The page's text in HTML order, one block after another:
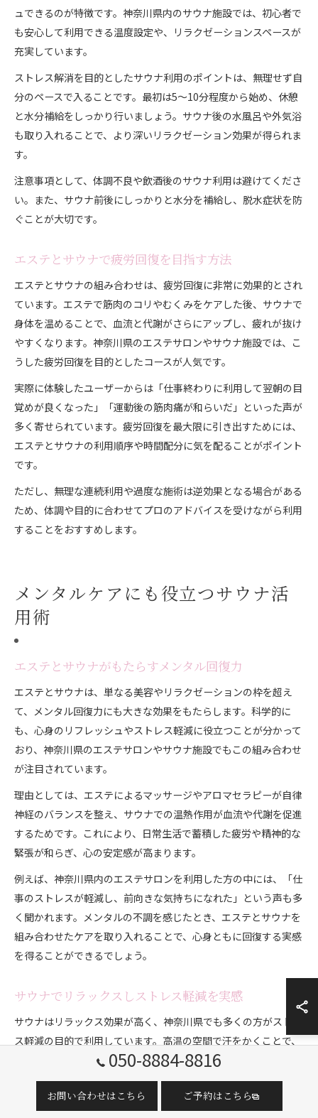
ュできるのが特徴です。神奈川県内のサウナ施設では、初心者で
も安心して利用できる温度設定や、リラクゼーションスペースが
充実しています。
ストレス解消を目的としたサウナ利用のポイントは、無理せず自
分のペースで入ることです。最初は5〜10分程度から始め、休憩
と水分補給をしっかり行いましょう。サウナ後の水風呂や外気浴
も取り入れることで、より深いリラクゼーション効果が得られま
す。
注意事項として、体調不良や飲酒後のサウナ利用は避けてくださ
い。また、サウナ前後にしっかりと水分を補給し、脱水症状を防
ぐことが大切です。
エステとサウナで疲労回復を目指す方法
エステとサウナの組み合わせは、疲労回復に非常に効果的とされ
ています。エステで筋肉のコリやむくみをケアした後、サウナで
身体を温めることで、血流と代謝がさらにアップし、疲れが抜け
やすくなります。神奈川県のエステサロンやサウナ施設では、こ
うした疲労回復を目的としたコースが人気です。
実際に体験したユーザーからは「仕事終わりに利用して翌朝の目
覚めが良くなった」「運動後の筋肉痛が和らいだ」といった声が
多く寄せられています。疲労回復を最大限に引き出すためには、
エステとサウナの利用順序や時間配分に気を配ることがポイント
です。
ただし、無理な連続利用や過度な施術は逆効果となる場合がある
ため、体調や目的に合わせてプロのアドバイスを受けながら利用
することをおすすめします。
メンタルケアにも役立つサウナ活
用術
エステとサウナがもたらすメンタル回復力
エステとサウナは、単なる美容やリラクゼーションの枠を超え
て、メンタル回復力にも大きな効果をもたらします。科学的に
も、心身のリフレッシュやストレス軽減に役立つことが分かって
おり、神奈川県のエステサロンやサウナ施設でもこの組み合わせ
が注目されています。
理由としては、エステによるマッサージやアロマセラピーが自律
神経のバランスを整え、サウナでの温熱作用が血流や代謝を促進
するためです。これにより、日常生活で蓄積した疲労や精神的な
緊張が和らぎ、心の安定感が高まります。
例えば、神奈川県内のエステサロンを利用した方の中には、「仕
事のストレスが軽減し、前向きな気持ちになれた」という声も多
く聞かれます。メンタルの不調を感じたとき、エステとサウナを
組み合わせたケアを取り入れることで、心身ともに回復する実感
を得ることができるでしょう。
サウナでリラックスしストレス軽減を実感
サウナはリラックス効果が高く、神奈川県でも多くの方がストレ
ス軽減の目的で利用しています。高温の空間で汗をかくことで、
身体の老廃物が排出され、リフレッシュした気分を得られるのが
特徴です。
また、サウナ利用後の“ととのう”感覚は、心身の緊張を緩めてリ
050-8884-8816
お問い合わせはこちら ご予約はこちら